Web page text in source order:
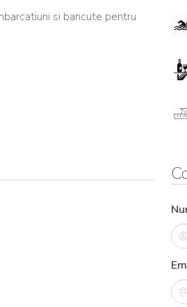
si bancute pentru